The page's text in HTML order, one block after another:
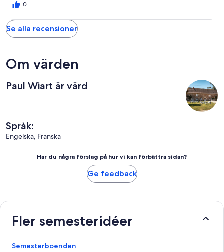
0
Se alla recensioner
Om värden
Paul Wiart är värd
Språk:
Engelska, Franska
Har du några förslag på hur vi kan förbättra sidan?
Ge feedback
Fler semesteridéer
Semesterboenden